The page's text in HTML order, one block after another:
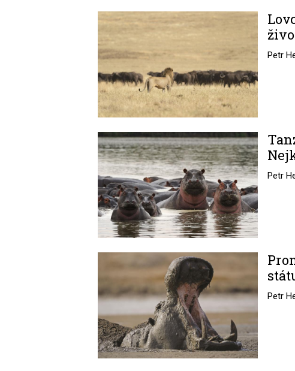
Image
Petr
Image
Petr
Image
Petr